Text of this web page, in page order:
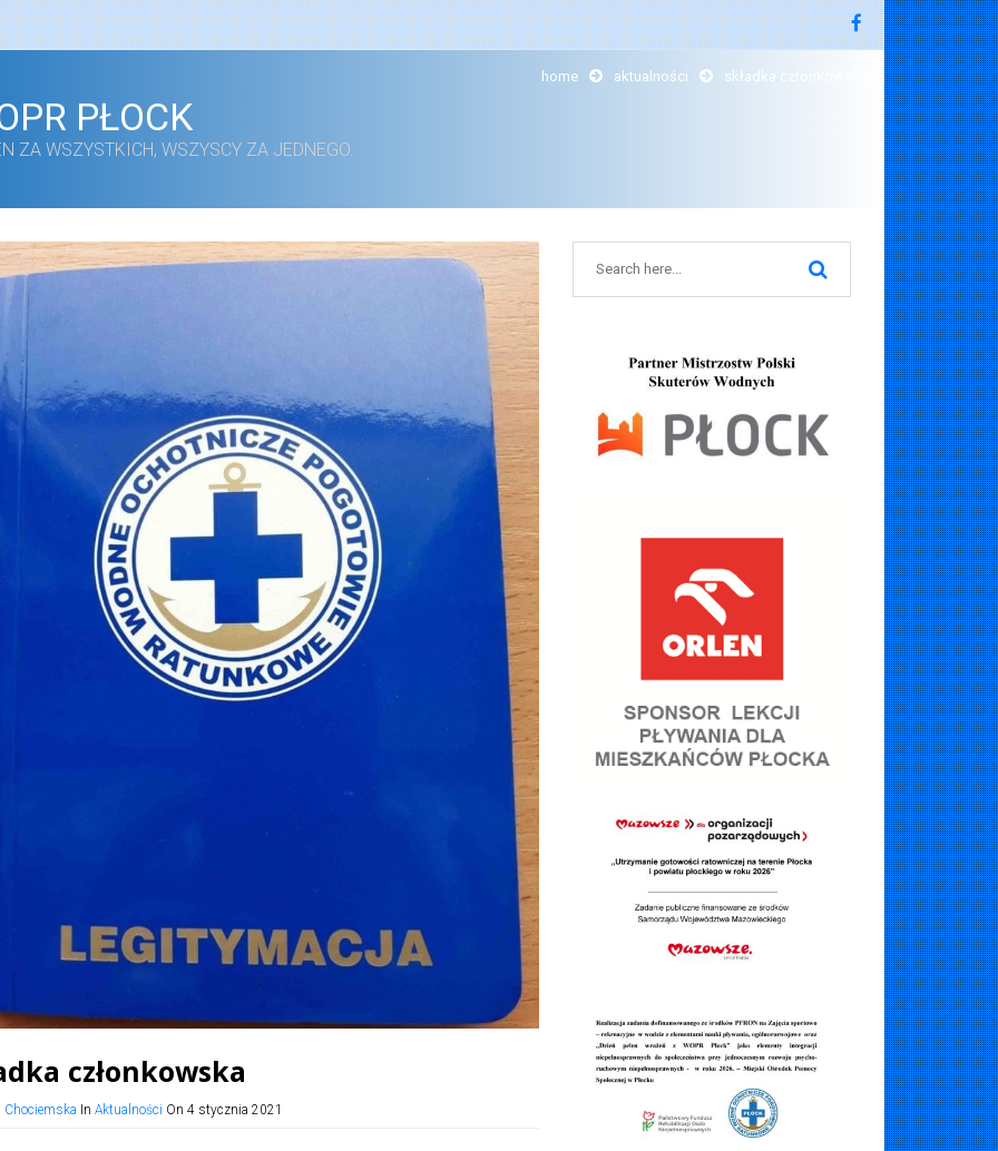
PŁOCK
ZA WSZYSTKICH, WSZYSCY ZA JEDNEGO.
home aktualności składka członkowska
członkowska
Chociemska In Aktualności On 4 stycznia 2021